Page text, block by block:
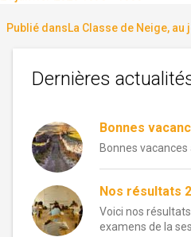
Navigation
de
l’article
Publié dansLa Classe de Neige, au
Dernières
Bonnes
Bonnes vacances
Nos résultats
Voici nos
examens de la